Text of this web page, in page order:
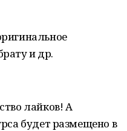
и др.
лайков! А
будет размещено в